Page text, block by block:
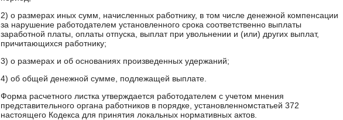
2) о размерах иных сумм, начисленных работнику, в том числе денежной компенсации
за нарушение работодателем установленного срока соответственно выплаты
заработной платы, оплаты отпуска, выплат при увольнении и (или) других выплат,
причитающихся работнику;
3) о размерах и об основаниях произведенных удержаний;
4) об общей денежной сумме, подлежащей выплате.
Форма расчетного листка утверждается работодателем с учетом мнения
представительного органа работников в порядке, установленномстатьей 372
настоящего Кодекса для принятия локальных нормативных актов.